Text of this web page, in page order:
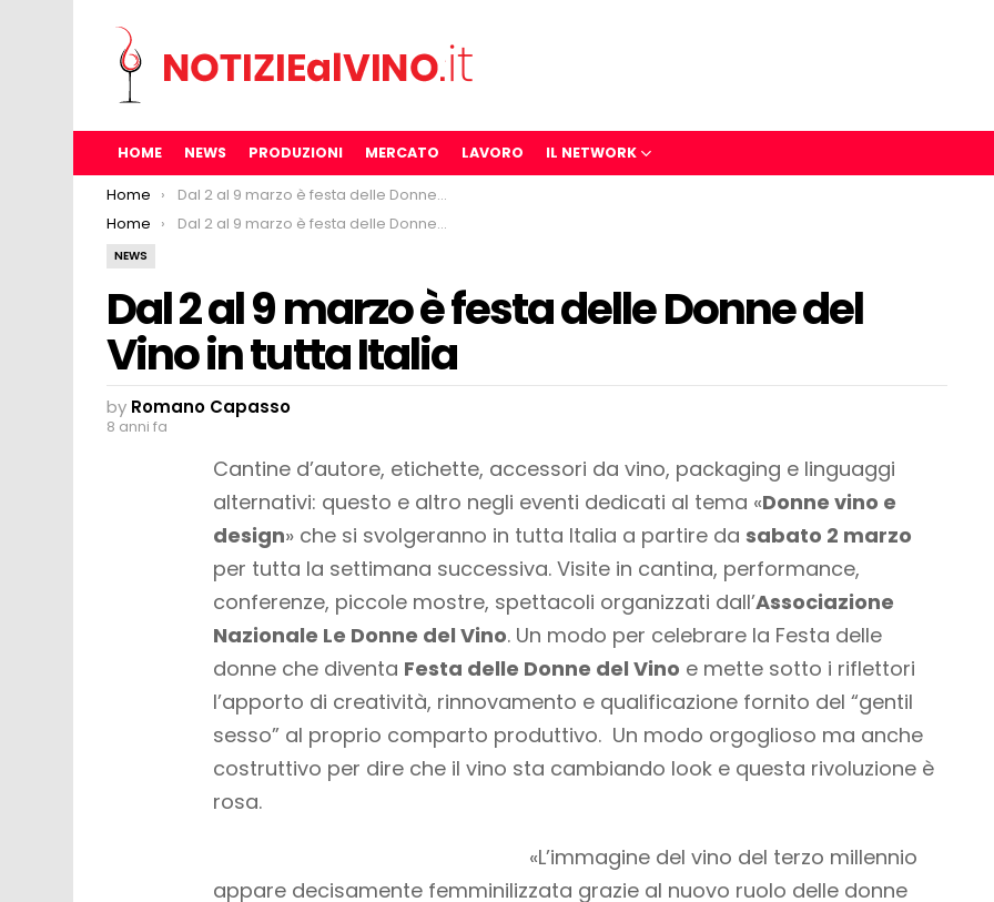
HOME NEWS PRODUZIONI MERCATO LAVORO IL NETWORK
You are here:
Home
Dal 2 al 9 marzo è festa delle Donne del Vino in tutta Italia
You are here:
Home Dal 2 al 9 marzo è festa delle Donne del Vino in tutta Italia
NEWS
Dal 2 al 9 marzo è festa delle Donne del
Vino in tutta Italia
by Romano Capasso
8 anni fa
Cantine d’autore, etichette, accessori da vino, packaging e linguaggi
alternativi: questo e altro negli eventi dedicati al tema «Donne vino e
design» che si svolgeranno in tutta Italia a partire da sabato 2 marzo
per tutta la settimana successiva. Visite in cantina, performance,
conferenze, piccole mostre, spettacoli organizzati dall’Associazione
Nazionale Le Donne del Vino. Un modo per celebrare la Festa delle
donne che diventa Festa delle Donne del Vino e mette sotto i riflettori
l’apporto di creatività, rinnovamento e qualificazione fornito del “gentil
sesso” al proprio comparto produttivo. Un modo orgoglioso ma anche
costruttivo per dire che il vino sta cambiando look e questa rivoluzione è
rosa.
«L’immagine del vino del terzo millennio
appare decisamente femminilizzata grazie al nuovo ruolo delle donne